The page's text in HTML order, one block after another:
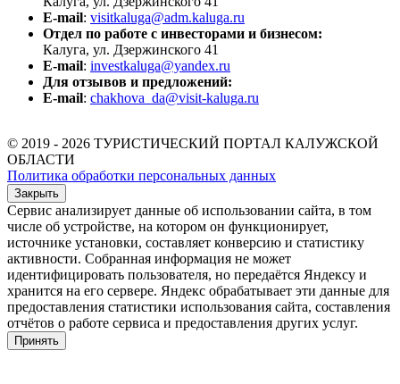
E-mail: visitkaluga@adm.kaluga.ru
Отдел по работе с инвесторами и бизнесом:
Калуга, ул. Дзержинского 41
E-mail: investkaluga@yandex.ru
Для отзывов и предложений:
E-mail: chakhova_da@visit-kaluga.ru
© 2019 - 2026 ТУРИСТИЧЕСКИЙ ПОРТАЛ КАЛУЖСКОЙ
ОБЛАСТИ
Политика обработки персональных данных
Закрыть
Сервис анализирует данные об использовании сайта, в том
числе об устройстве, на котором он функционирует,
источнике установки, составляет конверсию и статистику
активности. Собранная информация не может
идентифицировать пользователя, но передаётся Яндексу и
хранится на его сервере. Яндекс обрабатывает эти данные для
предоставления статистики использования сайта, составления
отчётов о работе сервиса и предоставления других услуг.
Принять